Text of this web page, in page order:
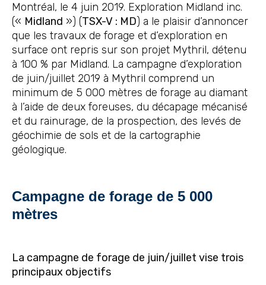
Montréal, le 4 juin 2019. Exploration Midland inc.
(« Midland ») (TSX-V : MD) a le plaisir d’annoncer
que les travaux de forage et d’exploration en
surface ont repris sur son projet Mythril, détenu
à 100 % par Midland. La campagne d’exploration
de juin/juillet 2019 à Mythril comprend un
minimum de 5 000 mètres de forage au diamant
à l’aide de deux foreuses, du décapage mécanisé
et du rainurage, de la prospection, des levés de
géochimie de sols et de la cartographie
géologique.
Campagne de forage de 5 000
mètres
La campagne de forage de juin/juillet vise trois
principaux objectifs